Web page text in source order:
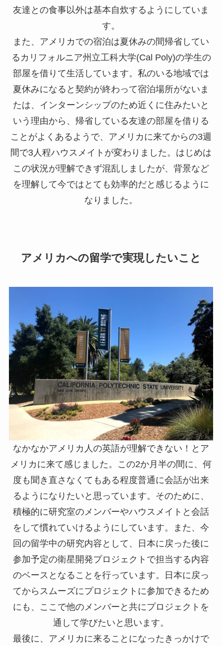
友達との食事以外は基本自炊するようにしていま
す。
また、アメリカでの宿泊は夏休みの間帰省してい
るカリフォルニア州立工科大学(Cal Poly)の学生の
部屋を借りて生活しています。私のいる地域では
夏休みになると契約が終わって宿泊場所がないま
たは、インターンシップのため近くに住みたいと
いう理由から、帰省している友達の部屋を借りる
ことがよくあるようで、アメリカに来てからの3週
間で3人程ハウスメイトが変わりました。はじめは
この状況が理解できず混乱しましたが、背景など
を理解して今ではとても効率的だと感じるように
なりました。
アメリカへの留学で実現したいこと
なかなかアメリカ人の英語が理解できない！とア
メリカに来て感じました。この2か月半の間に、何
度も聞き直さなくてもある程度普通に会話が出来
るようになりたいと思っています。そのために、
積極的に研究室のメンバーやハウスメイトと会話
をして慣れていけるようにしています。また、今
回の留学中の研究内容として、日本に戻った後に
参加予定の衛星開発プロジェクトで担当する内容
のベースとなることを行っています。日本に戻っ
てからスムーズにプロジェクトに参加できるため
にも、ここで他のメンバーと共にプロジェクトを
通して学びたいと思います。
最後に、アメリカに来ることになったきっかけで